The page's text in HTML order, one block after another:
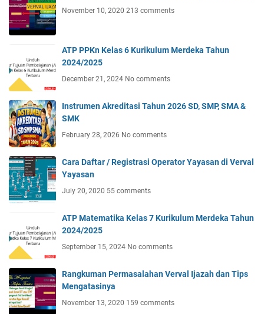
November 10, 2020 213 comments
ATP PPKn Kelas 6 Kurikulum Merdeka Tahun
2024/2025
December 21, 2024 No comments
Instrumen Akreditasi Tahun 2026 SD, SMP, SMA &
SMK
February 28, 2026 No comments
Cara Daftar / Registrasi Operator Yayasan di Verval
Yayasan
July 20, 2020 55 comments
ATP Matematika Kelas 7 Kurikulum Merdeka Tahun
2024/2025
September 15, 2024 No comments
Rangkuman Permasalahan Verval Ijazah dan Tips
Mengatasinya
November 13, 2020 159 comments